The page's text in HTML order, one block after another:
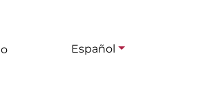
Español